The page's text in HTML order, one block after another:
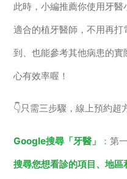
此時，小編推薦你使用牙
適合的植牙醫師，不用再
到、也能參考其他病患的
心有效率喔！
👇只需三步驟，線上預約超
Google搜尋「牙醫」 ：第
搜尋您想看診的項目、地區